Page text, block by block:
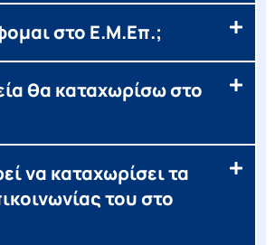
στο Ε.Μ.Επ.;
θα καταχωρίσω στο
να καταχωρίσει τα
του στο